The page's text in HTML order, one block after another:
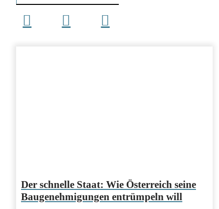
Der schnelle Staat: Wie Österreich seine
Baugenehmigungen entrümpeln will